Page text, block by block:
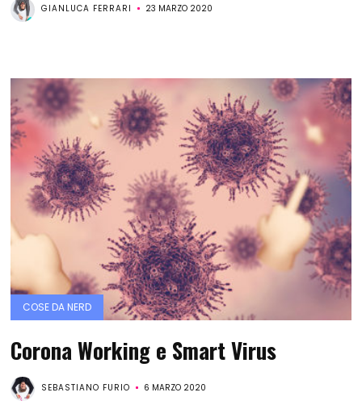
GIANLUCA FERRARI 23 MARZO 2020
COSE DA NERD
Corona Working e Smart Virus
SEBASTIANO FURIO 6 MARZO 2020